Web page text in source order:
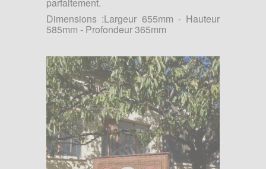
Dimensions :Largeur 655mm - Hauteur
585mm - Profondeur 365mm